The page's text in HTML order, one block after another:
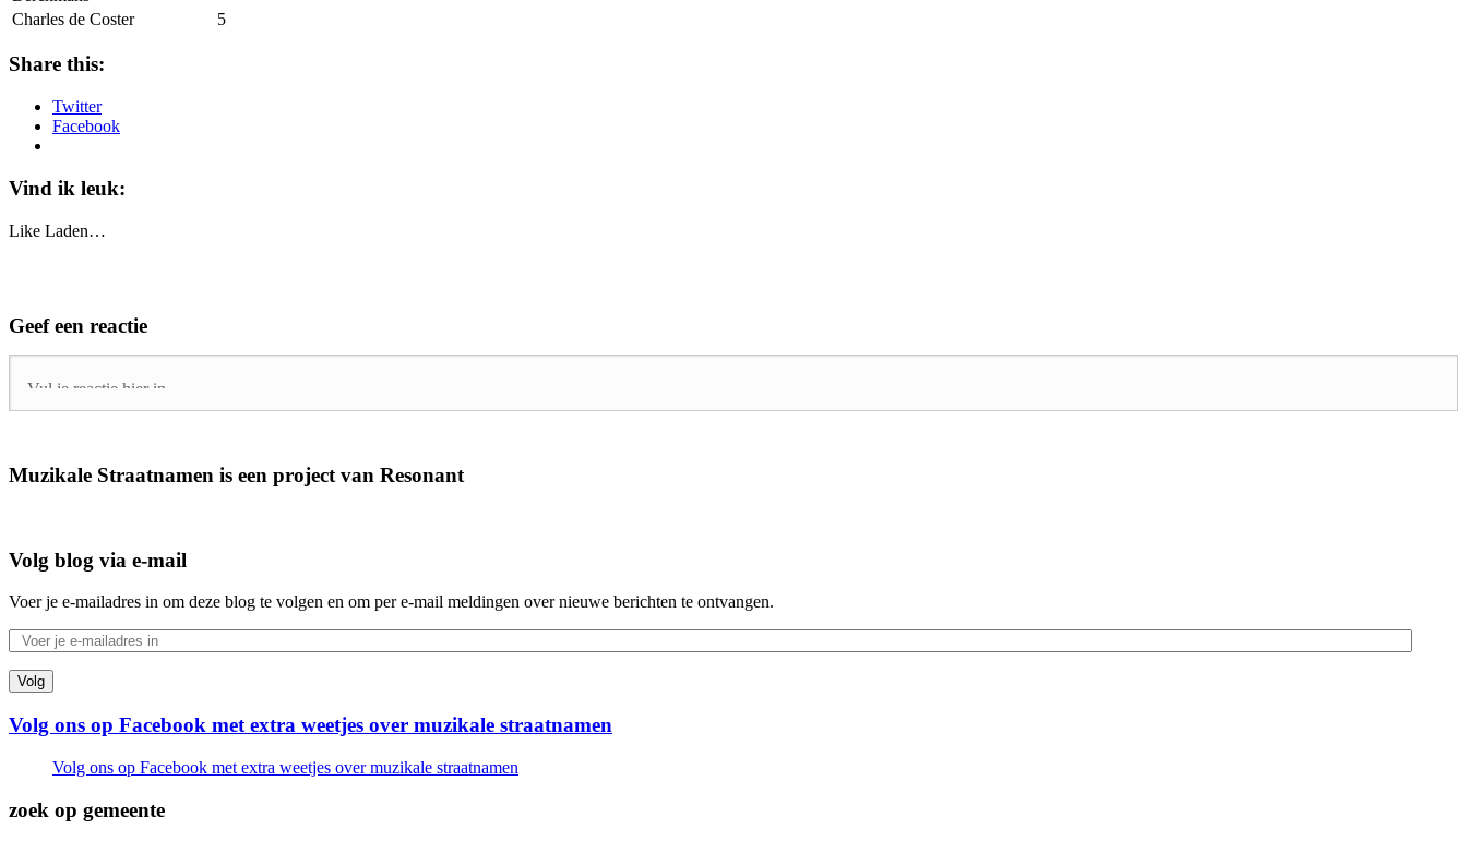
Charles de Coster
5
Share this:
Twitter
Facebook
Vind ik leuk:
Like Laden…
Geef een reactie
Muzikale Straatnamen is een project van Resonant
Volg blog via e-mail
Voer je e-mailadres in om deze blog te volgen en om per e-mail meldingen over nieuwe berichten te ontvangen.
Volg
Volg ons op Facebook met extra weetjes over muzikale straatnamen
Volg ons op Facebook met extra weetjes over muzikale straatnamen
zoek op gemeente